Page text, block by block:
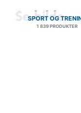
SPORT OG
1 839 PRODUKTER